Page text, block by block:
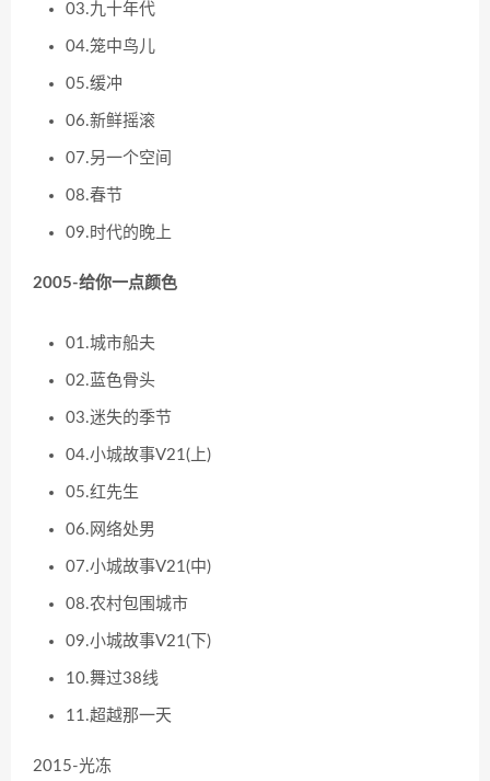
03.九十年代
04.笼中鸟儿
05.缓冲
06.新鲜摇滚
07.另一个空间
08.春节
09.时代的晚上
2005-给你一点颜色
01.城市船夫
02.蓝色骨头
03.迷失的季节
04.小城故事V21(上)
05.红先生
06.网络处男
07.小城故事V21(中)
08.农村包围城市
09.小城故事V21(下)
10.舞过38线
11.超越那一天
2015-光冻